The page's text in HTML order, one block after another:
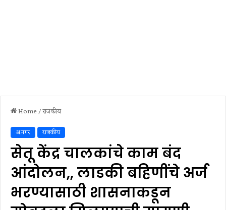
Home/राजकीय
अ.नगर राजकीय
सेतू केंद्र चालकांचे काम बंद
आंदोलन,, लाडकी बहिणींचे अर्ज
भरण्यासाठी शासनाकडून